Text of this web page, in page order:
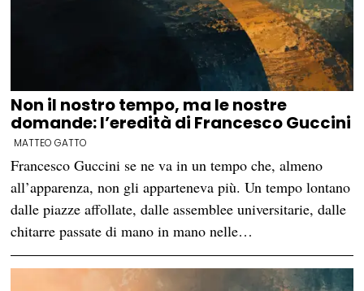
Non il nostro tempo, ma le nostre
domande: l’eredità di Francesco Guccini
MATTEO GATTO
Francesco Guccini se ne va in un tempo che, almeno
all’apparenza, non gli apparteneva più. Un tempo lontano
dalle piazze affollate, dalle assemblee universitarie, dalle
chitarre passate di mano in mano nelle…